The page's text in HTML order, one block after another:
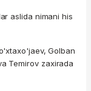
aslida nimani his
Golban
Temirov zaxirada